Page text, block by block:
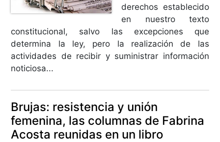
derechos establecido
en nuestro texto
constitucional, salvo las excepciones que
determina la ley, pero la realización de las
actividades de recibir y suministrar información
noticiosa...
Brujas: resistencia y unión
femenina, las columnas de Fabrina
Acosta reunidas en un libro